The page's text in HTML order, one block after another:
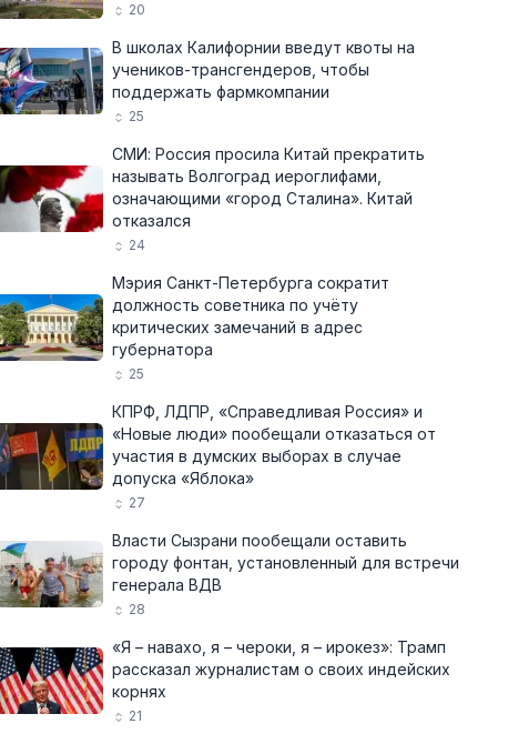
20
В школах Калифорнии введут квоты на
учеников-трансгендеров, чтобы
поддержать фармкомпании
25
СМИ: Россия просила Китай прекратить
называть Волгоград иероглифами,
означающими «город Сталина». Китай
отказался
24
Мэрия Санкт-Петербурга сократит
должность советника по учёту
критических замечаний в адрес
губернатора
25
КПРФ, ЛДПР, «Справедливая Россия» и
«Новые люди» пообещали отказаться от
участия в думских выборах в случае
допуска «Яблока»
27
Власти Сызрани пообещали оставить
городу фонтан, установленный для встречи
генерала ВДВ
28
«Я – навахо, я – чероки, я – ирокез»: Трамп
рассказал журналистам о своих индейских
корнях
21